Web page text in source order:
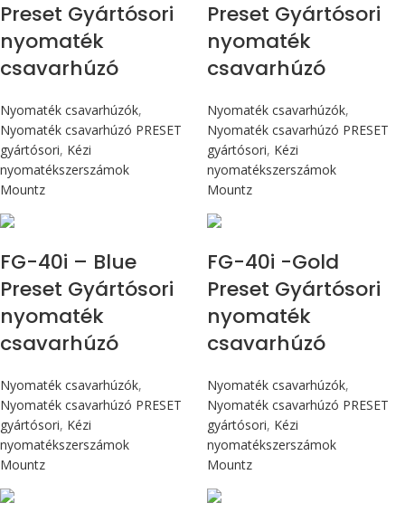
Preset Gyártósori
nyomaték
csavarhúzó
Nyomaték csavarhúzók,
Nyomaték csavarhúzó PRESET
gyártósori, Kézi
nyomatékszerszámok
Mountz
Preset Gyártósori
nyomaték
csavarhúzó
Nyomaték csavarhúzók,
Nyomaték csavarhúzó PRESET
gyártósori, Kézi
nyomatékszerszámok
Mountz
FG-40i – Blue
Preset Gyártósori
nyomaték
csavarhúzó
Nyomaték csavarhúzók,
Nyomaték csavarhúzó PRESET
gyártósori, Kézi
nyomatékszerszámok
Mountz
FG-40i -Gold
Preset Gyártósori
nyomaték
csavarhúzó
Nyomaték csavarhúzók,
Nyomaték csavarhúzó PRESET
gyártósori, Kézi
nyomatékszerszámok
Mountz